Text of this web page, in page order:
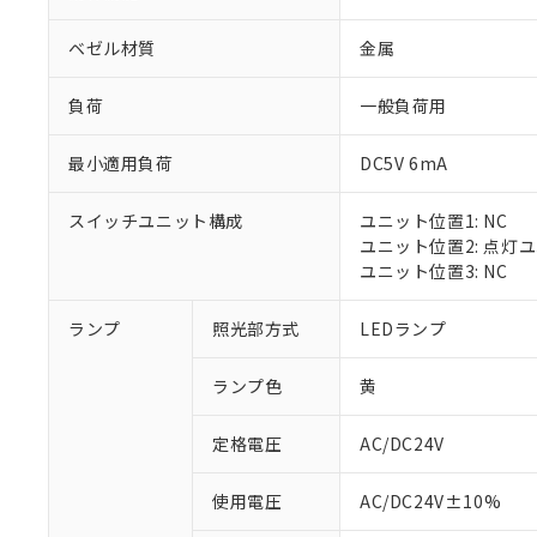
ベゼル材質 金属
負荷 一般負荷用
最小適用負荷 DC5V 6mA
スイッチユニット構成
ユニット位置1: NC
ユニット位置2: 点灯
ユニット位置3: NC
ランプ 照光部方式 LEDランプ
ランプ色 黄
定格電圧 AC/DC24V
使用電圧 AC/DC24V±10%
ご利用条件
※1 対応状況
調査・確認中：
非該当品：ライセ
仕入先様の事情に
があります。
※1 中国